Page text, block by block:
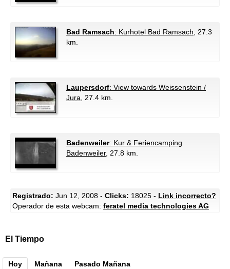
Bad Ramsach: Kurhotel Bad Ramsach , 27.3
km.
Laupersdorf: View towards Weissenstein /
Jura , 27.4 km.
Badenweiler: Kur & Feriencamping
Badenweiler, 27.8 km.
Registrado: Jun 12, 2008 - Clicks: 18025 - Link incorrecto?
Operador de esta webcam: feratel media technologies AG
El Tiempo
Hoy Mañana Pasado Mañana